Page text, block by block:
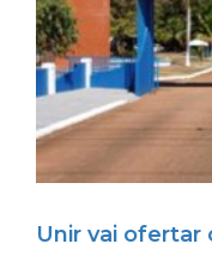
Unir vai ofertar